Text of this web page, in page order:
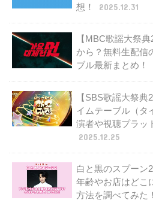
想！
2025.12.31
【MBC歌謡大祭
から？無料生配信
ブル最新まとめ！
【SBS歌謡大祭
イムテーブル（タ
演者や視聴プラッ
2025.12.25
白と黒のスプーン
年齢やお店はどこ
方法を調べてみた